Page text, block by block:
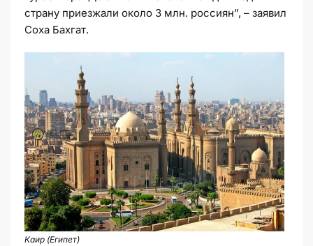
страну приезжали около 3 млн. россиян”, – заявил
Соха Бахгат.
Каир (Египет)